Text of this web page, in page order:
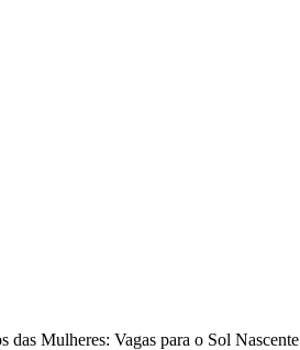
das Mulheres: Vagas para o Sol Nascente